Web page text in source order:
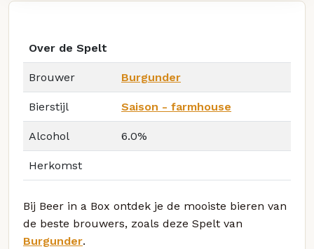
Over de Spelt
Brouwer Burgunder
Bierstijl Saison - farmhouse
Alcohol 6.0%
Herkomst
Bij Beer in a Box ontdek je de mooiste bieren van
de beste brouwers, zoals deze Spelt van
Burgunder.